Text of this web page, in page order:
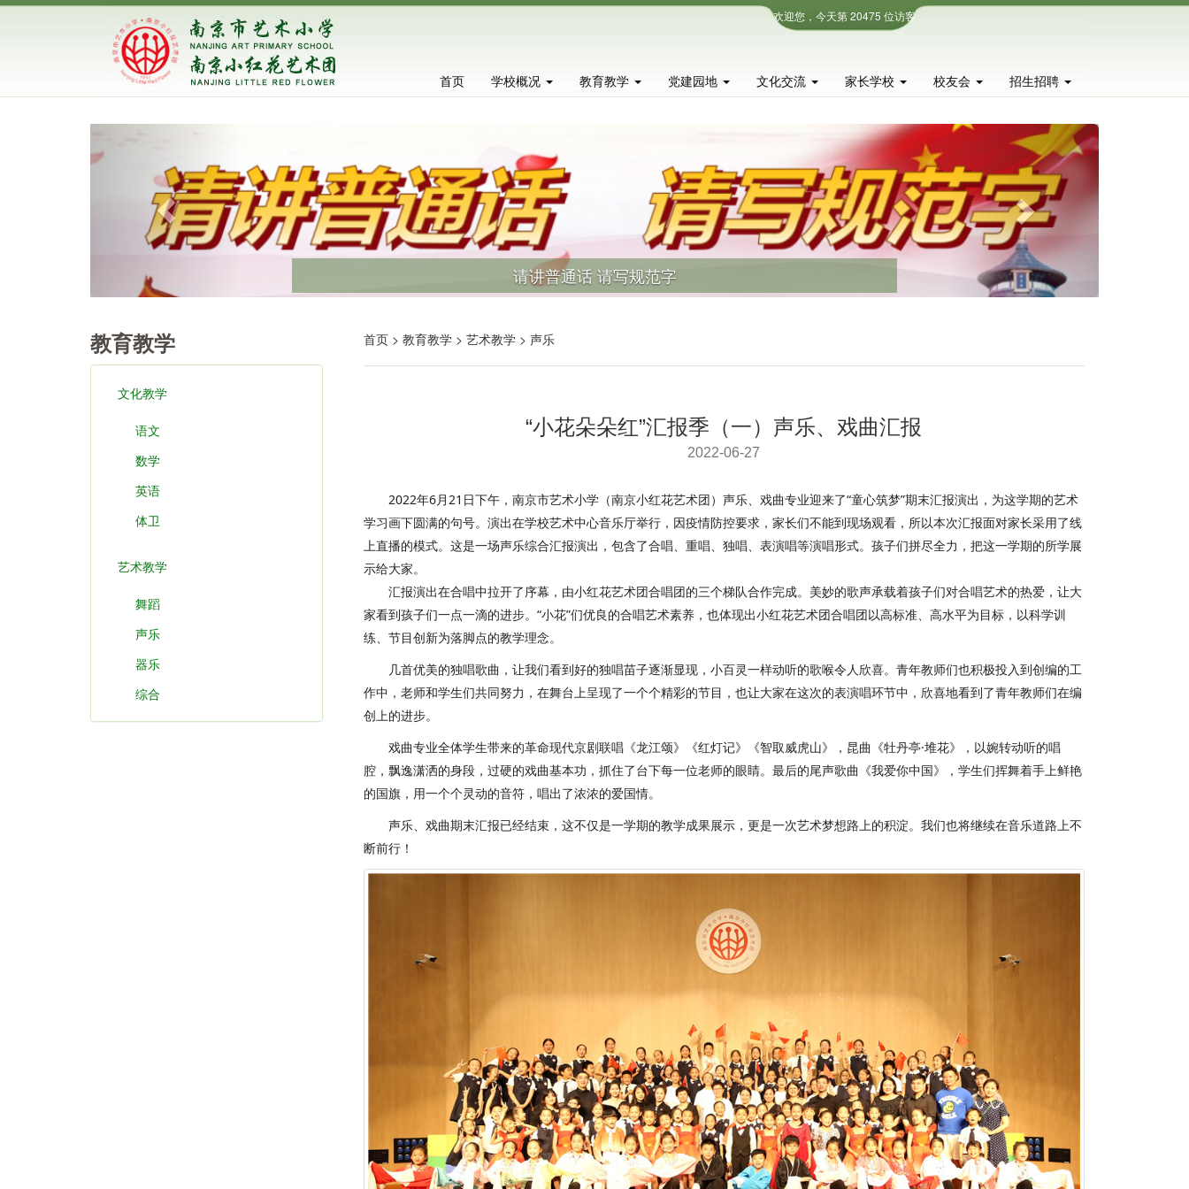
欢迎您，今天第 20475 位访客
首页 学校概况 教育教学 党建园地 文化交流 家长学校 校友会 招生招聘
请讲普通话 请写规范字
教育教学
文化教学
语文
数学
英语
体卫
艺术教学
舞蹈
声乐
器乐
综合
首页 > 教育教学 > 艺术教学 > 声乐
“小花朵朵红”汇报季（一）声乐、戏曲汇报
2022-06-27
2022年6月21日下午，南京市艺术小学（南京小红花艺术团）声乐、戏曲专业迎来了“童心筑梦”期末汇报演出，为这学期的艺术
学习画下圆满的句号。演出在学校艺术中心音乐厅举行，因疫情防控要求，家长们不能到现场观看，所以本次汇报面对家长采用了线
上直播的模式。这是一场声乐综合汇报演出，包含了合唱、重唱、独唱、表演唱等演唱形式。孩子们拼尽全力，把这一学期的所学展
示给大家。
汇报演出在合唱中拉开了序幕，由小红花艺术团合唱团的三个梯队合作完成。美妙的歌声承载着孩子们对合唱艺术的热爱，让大
家看到孩子们一点一滴的进步。“小花”们优良的合唱艺术素养，也体现出小红花艺术团合唱团以高标准、高水平为目标，以科学训
练、节目创新为落脚点的教学理念。
几首优美的独唱歌曲，让我们看到好的独唱苗子逐渐显现，小百灵一样动听的歌喉令人欣喜。青年教师们也积极投入到创编的工
作中，老师和学生们共同努力，在舞台上呈现了一个个精彩的节目，也让大家在这次的表演唱环节中，欣喜地看到了青年教师们在编
创上的进步。
戏曲专业全体学生带来的革命现代京剧联唱《龙江颂》《红灯记》《智取威虎山》，昆曲《牡丹亭·堆花》，以婉转动听的唱
腔，飘逸潇洒的身段，过硬的戏曲基本功，抓住了台下每一位老师的眼睛。最后的尾声歌曲《我爱你中国》，学生们挥舞着手上鲜艳
的国旗，用一个个灵动的音符，唱出了浓浓的爱国情。
声乐、戏曲期末汇报已经结束，这不仅是一学期的教学成果展示，更是一次艺术梦想路上的积淀。我们也将继续在音乐道路上不
断前行！